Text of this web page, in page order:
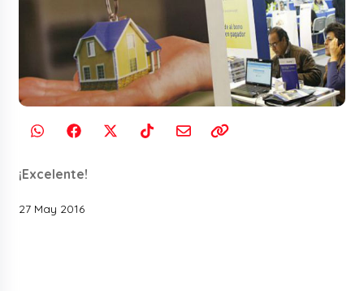
¡Excelente!
27 May 2016